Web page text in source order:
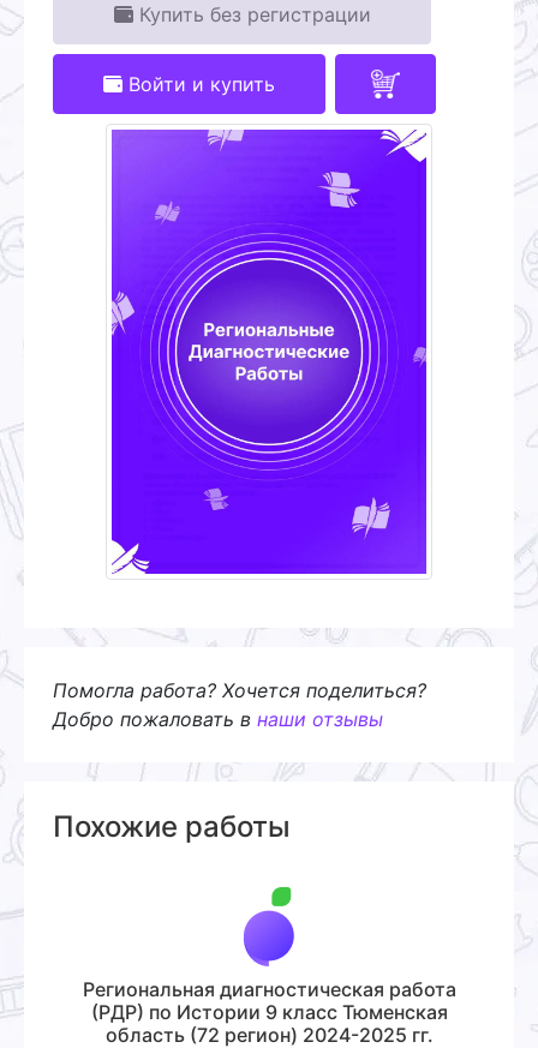
Купить без регистрации
Войти и купить
Помогла работа? Хочется поделиться?
Добро пожаловать в наши отзывы
Похожие работы
Региональная диагностическая работа
(РДР) по Истории 9 класс Тюменская
область (72 регион) 2024-2025 гг.